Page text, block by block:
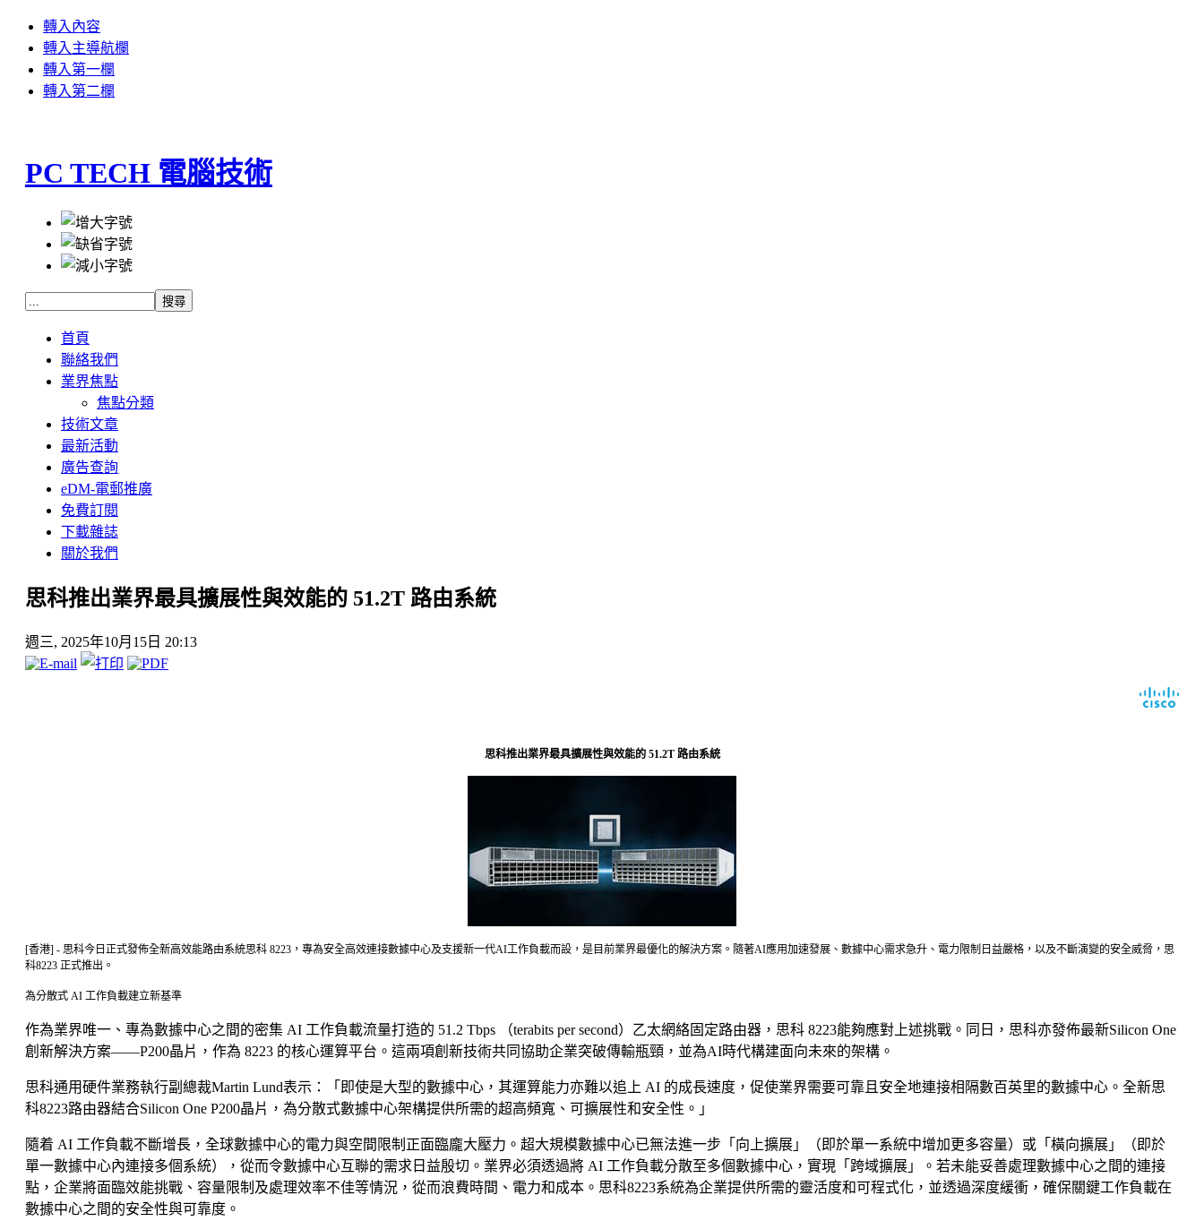
轉入內容
轉入主導航欄
轉入第一欄
轉入第二欄
PC TECH 電腦技術
首頁
聯絡我們
業界焦點
焦點分類
技術文章
最新活動
廣告查詢
eDM-電郵推廣
免費訂閱
下載雜誌
關於我們
思科推出業界最具擴展性與效能的 51.2T 路由系統
週三, 2025年10月15日 20:13
思科推出業界最具擴展性與效能的 51.2T 路由系統
[香港] - 思科今日正式發佈全新高效能路由系統思科 8223，專為安全高效連接數據中心及支援新一代AI工作負載而設，是目前業界最優化的解決方案。隨著AI應用加速發展、數據中心需求急升、電力限制日益嚴格，以及不斷演變的安全威脅，思
科8223 正式推出。
為分散式 AI 工作負載建立新基準
作為業界唯一、專為數據中心之間的密集 AI 工作負載流量打造的 51.2 Tbps （terabits per second）乙太網絡固定路由器，思科 8223能夠應對上述挑戰。同日，思科亦發佈最新Silicon One
創新解決方案——P200晶片，作為 8223 的核心運算平台。這兩項創新技術共同協助企業突破傳輸瓶頸，並為AI時代構建面向未來的架構。
思科通用硬件業務執行副總裁Martin Lund表示：「即使是大型的數據中心，其運算能力亦難以追上 AI 的成長速度，促使業界需要可靠且安全地連接相隔數百英里的數據中心。全新思
科8223路由器結合Silicon One P200晶片，為分散式數據中心架構提供所需的超高頻寬、可擴展性和安全性。」
隨着 AI 工作負載不斷增長，全球數據中心的電力與空間限制正面臨龐大壓力。超大規模數據中心已無法進一步「向上擴展」（即於單一系統中增加更多容量）或「橫向擴展」（即於
單一數據中心內連接多個系統），從而令數據中心互聯的需求日益殷切。業界必須透過將 AI 工作負載分散至多個數據中心，實現「跨域擴展」。若未能妥善處理數據中心之間的連接
點，企業將面臨效能挑戰、容量限制及處理效率不佳等情況，從而浪費時間、電力和成本。思科8223系統為企業提供所需的靈活度和可程式化，並透過深度緩衝，確保關鍵工作負載在
數據中心之間的安全性與可靠度。